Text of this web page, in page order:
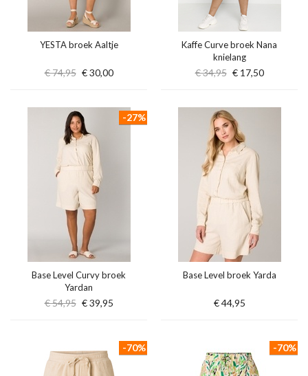
YESTA broek Aaltje
€ 74,95 € 30,00
Kaffe Curve broek Nana
knielang
€ 34,95 € 17,50
Base Level Curvy broek
Yardan
€ 54,95 € 39,95
-27%
Base Level broek Yarda
€ 44,95
-70% -70%